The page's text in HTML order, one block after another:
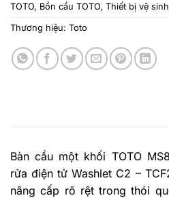
TOTO, Bồn cầu TOTO, Thiết bị vệ
Thương hiệu: Toto
Bàn cầu một khối TOTO
rửa điện tử Washlet C2 –
nâng cấp rõ rệt trong thói